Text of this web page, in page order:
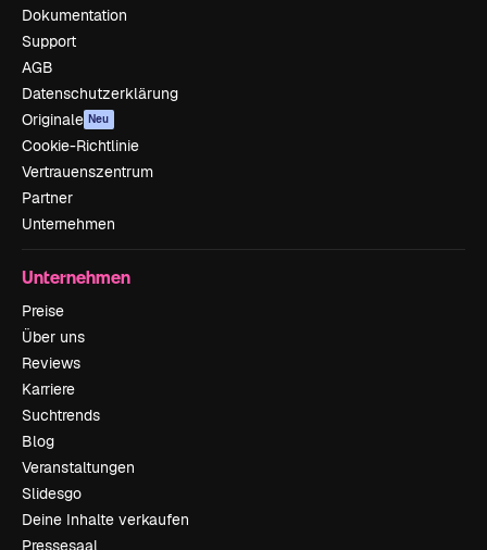
Dokumentation
Support
AGB
Datenschutzerklärung
Originale Neu
Cookie-Richtlinie
Vertrauenszentrum
Partner
Unternehmen
Unternehmen
Preise
Über uns
Reviews
Karriere
Suchtrends
Blog
Veranstaltungen
Slidesgo
Deine Inhalte verkaufen
Pressesaal